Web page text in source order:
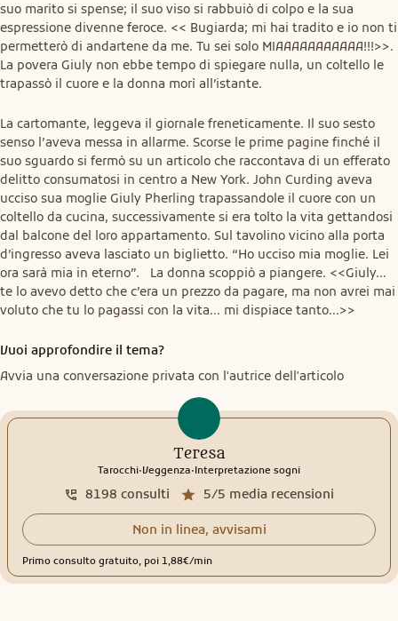
suo marito si spense; il suo viso si rabbuiò di colpo e la sua
espressione divenne feroce. << Bugiarda; mi hai tradito e io non ti
permetterò di andartene da me. Tu sei solo MIAAAAAAAAAAA!!!>>.
La povera Giuly non ebbe tempo di spiegare nulla, un coltello le
trapassò il cuore e la donna morì all’istante.
La cartomante, leggeva il giornale freneticamente. Il suo sesto
senso l’aveva messa in allarme. Scorse le prime pagine finché il
suo sguardo si fermò su un articolo che raccontava di un efferato
delitto consumatosi in centro a New York. John Curding aveva
ucciso sua moglie Giuly Pherling trapassandole il cuore con un
coltello da cucina, successivamente si era tolto la vita gettandosi
dal balcone del loro appartamento. Sul tavolino vicino alla porta
d’ingresso aveva lasciato un biglietto. “Ho ucciso mia moglie. Lei
ora sarà mia in eterno”.   La donna scoppiò a piangere. <<Giuly…
te lo avevo detto che c’era un prezzo da pagare, ma non avrei mai
voluto che tu lo pagassi con la vita… mi dispiace tanto…>>
Vuoi approfondire il tema?
Avvia una conversazione privata con l'autrice dell'articolo
Teresa
Tarocchi.Veggenza.Interpretazione sogni
5/5 media recensioni
8198 consulti
Non in linea, avvisami
Primo consulto gratuito, poi 1,88€/min